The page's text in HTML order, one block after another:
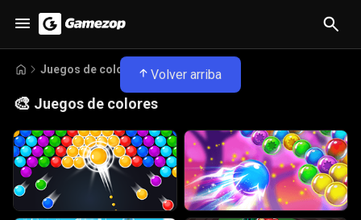
Volver arriba
Juegos de colores
🎨 Juegos de colores